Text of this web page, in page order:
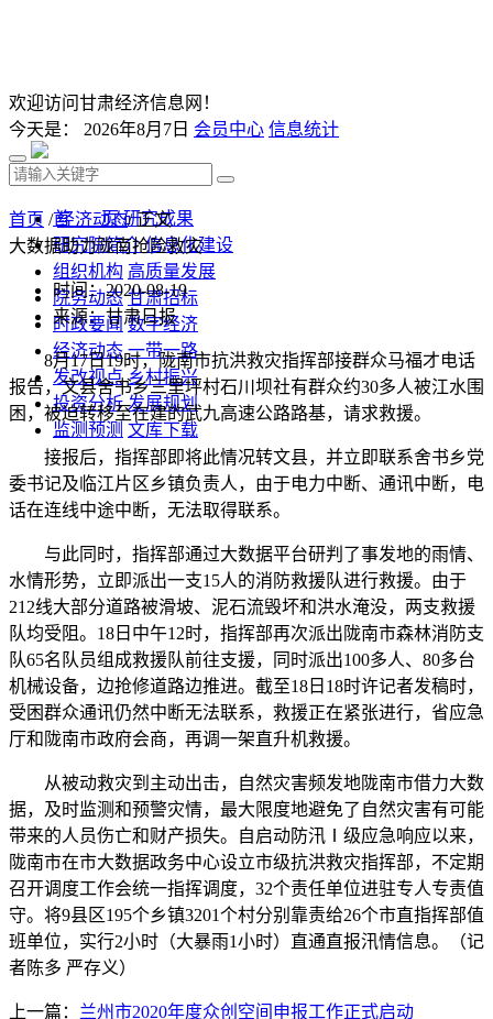
欢迎访问甘肃经济信息网！
今天是： 2026年8月7日 会员中心 信息统计
首 页 研究成果
研究院简介 信息化建设
组织机构 高质量发展
院务动态 甘肃招标
时政要闻 数字经济
经济动态 一带一路
发改视点 乡村振兴
投资分析 发展规划
监测预测 文库下载
首页 /经济动态/ 正文
大数据助力陇南抢险救灾
时间：2020-08-19
来源：甘肃日报
8月17日19时，陇南市抗洪救灾指挥部接群众马福才电话
报告，文县舍书乡三里坪村石川坝社有群众约30多人被江水围
困，被迫转移至在建的武九高速公路路基，请求救援。
接报后，指挥部即将此情况转文县，并立即联系舍书乡党
委书记及临江片区乡镇负责人，由于电力中断、通讯中断，电
话在连线中途中断，无法取得联系。
与此同时，指挥部通过大数据平台研判了事发地的雨情、
水情形势，立即派出一支15人的消防救援队进行救援。由于
212线大部分道路被滑坡、泥石流毁坏和洪水淹没，两支救援
队均受阻。18日中午12时，指挥部再次派出陇南市森林消防支
队65名队员组成救援队前往支援，同时派出100多人、80多台
机械设备，边抢修道路边推进。截至18日18时许记者发稿时，
受困群众通讯仍然中断无法联系，救援正在紧张进行，省应急
厅和陇南市政府会商，再调一架直升机救援。
从被动救灾到主动出击，自然灾害频发地陇南市借力大数
据，及时监测和预警灾情，最大限度地避免了自然灾害有可能
带来的人员伤亡和财产损失。自启动防汛Ⅰ级应急响应以来，
陇南市在市大数据政务中心设立市级抗洪救灾指挥部，不定期
召开调度工作会统一指挥调度，32个责任单位进驻专人专责值
守。将9县区195个乡镇3201个村分别靠责给26个市直指挥部值
班单位，实行2小时（大暴雨1小时）直通直报汛情信息。（记
者陈多 严存义）
上一篇： 兰州市2020年度众创空间申报工作正式启动